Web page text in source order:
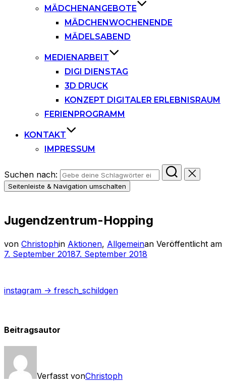
MÄDCHENANGEBOTE
MÄDCHENWOCHENENDE
MÄDELSABEND
MEDIENARBEIT
DIGI DIENSTAG
3D DRUCK
KONZEPT DIGITALER ERLEBNISRAUM
FERIENPROGRAMM
KONTAKT
IMPRESSUM
Suchen nach:
Seitenleiste & Navigation umschalten
Jugendzentrum-Hopping
von Christophin Aktionen, Allgemeinan Veröffentlicht am
7. September 20187. September 2018
instagram -> fresch_schildgen
Beitragsautor
Verfasst vonChristoph